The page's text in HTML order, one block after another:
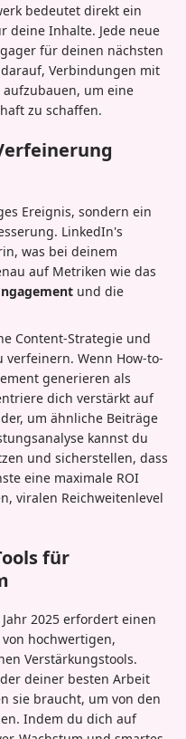
bedeutet direkt ein
deine Inhalte. Jede neue
für deinen nächsten
Verbindungen mit
um eine
zu schaffen.
Ereignis, sondern ein
LinkedIn's
was bei deinem
auf Metriken wie das
und die
Content-Strategie und
verfeinern. Wenn How-to-
generieren als
dich verstärkt auf
um ähnliche Beiträge
kannst du
und sicherstellen, dass
eine maximale ROI
viralen Reichweitenlevel
für
2025 erfordert einen
hochwertigen,
Verstärkungstools.
deiner besten Arbeit
sie braucht, um von den
Indem du dich auf